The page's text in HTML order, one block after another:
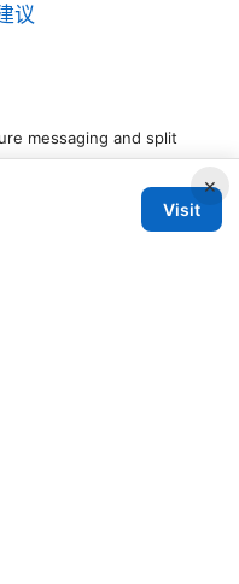
议
messaging and split
×
Visit